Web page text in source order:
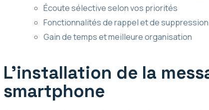
Écoute sélective selon vos priorités
Fonctionnalités de rappel et de
Gain de temps et meilleure organisation
L’installation de la
smartphone